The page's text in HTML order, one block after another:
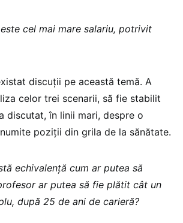
cel mai mare salariu, potrivit
discuții pe această temă. A
celor trei scenarii, să fie stabilit
discutat, în linii mari, despre o
poziții din grila de la sănătate.
echivalență cum ar putea să
ar putea să fie plătit cât un
după 25 de ani de carieră?